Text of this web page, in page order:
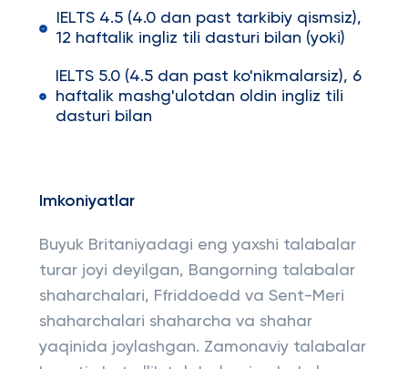
IELTS 4.5 (4.0 dan past tarkibiy qismsiz),
12 haftalik ingliz tili dasturi bilan (yoki)
IELTS 5.0 (4.5 dan past ko'nikmalarsiz), 6
haftalik mashg'ulotdan oldin ingliz tili
dasturi bilan
Imkoniyatlar
Buyuk Britaniyadagi eng yaxshi talabalar
turar joyi deyilgan, Bangorning talabalar
shaharchalari, Ffriddoedd va Sent-Meri
shaharchalari shaharcha va shahar
yaqinida joylashgan. Zamonaviy talabalar